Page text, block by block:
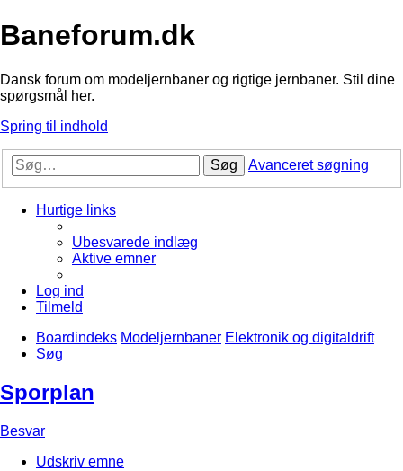
Baneforum.dk
Dansk forum om modeljernbaner og rigtige jernbaner. Stil dine
spørgsmål her.
Spring til indhold
Søg Avanceret søgning
Hurtige links
Ubesvarede indlæg
Aktive emner
Log ind
Tilmeld
Boardindeks Modeljernbaner Elektronik og digitaldrift
Søg
Sporplan
Besvar
Udskriv emne